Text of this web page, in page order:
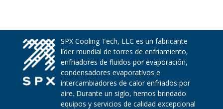
SPX Cooling Tech, LLC es un fabricante
líder mundial de torres de enfriamiento,
enfriadores de fluidos por evaporación,
condensadores evaporativos e
intercambiadores de calor enfriados por
aire. Durante un siglo, hemos brindado
equipos y servicios de calidad excepcional